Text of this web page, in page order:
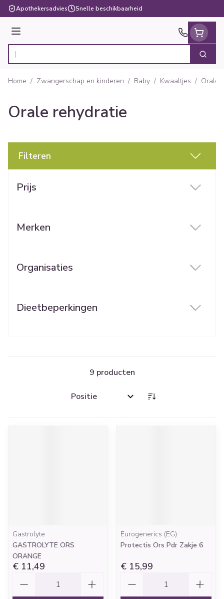
Ga naar de inhoud
Apothekersadvies Snelle beschikbaarheid
Menu
Product, merk, categorie... Zoek
Home / Zwangerschap en kinderen / Baby / Kwaaltjes / Orale
Orale rehydratie
Filteren
Prijs
Merken
Organisaties
Dieetbeperkingen
9 producten
Sorteer op:
Gastrolyte
GASTROLYTE ORS
ORANGE
€ 11,49
Eurogenerics (EG)
Protectis Ors Pdr Zakje 6
€ 15,99